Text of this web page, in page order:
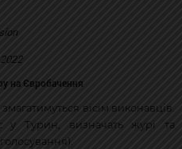
на Євробачення
вісім виконавців.
Турин, визначать журі та